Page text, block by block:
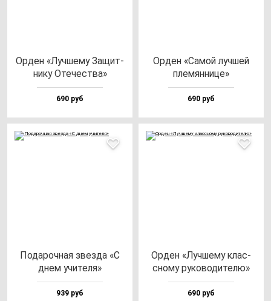
Орден «Луч­ше­му Защит­
ни­ку Оте­чес­тва»
690 руб
Орден «Самой луч­шей
пле­мян­ни­це»
690 руб
Пода­роч­ная звез­да «С
днем учи­те­ля»
939 руб
Орден «Луч­ше­му клас­
сно­му ру­ко­во­ди­те­лю»
690 руб